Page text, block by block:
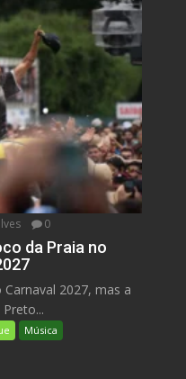
0
da Praia no
2027, mas a
Música